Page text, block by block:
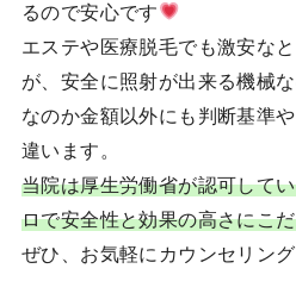
るので安心です
エステや医療脱毛でも激安な
が、安全に照射が出来る機械
なのか金額以外にも判断基準
違います。
当院は厚生労働省が認可して
ロで安全性と効果の高さにこ
ぜひ、お気軽にカウンセリン